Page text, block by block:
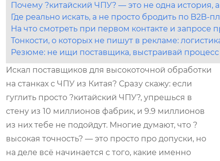
Почему ?китайский ЧПУ? — это не одна история,
Где реально искать, а не просто бродить по B2B-
На что смотреть при первом контакте и запросе
Тонкости, о которых не пишут в рекламе:
Резюме: не ищи поставщика, выстраивай процесс
Искал поставщиков для высокоточной обработки
на станках с ЧПУ из Китая? Сразу скажу: если
гуглить просто ?китайский ЧПУ?, упрешься в
стену из 10 миллионов фабрик, и 9.9 миллионов
из них тебе не подойдут. Многие думают, что ?
высокая точность? — это просто про допуски, но
на деле всё начинается с того, какие именно